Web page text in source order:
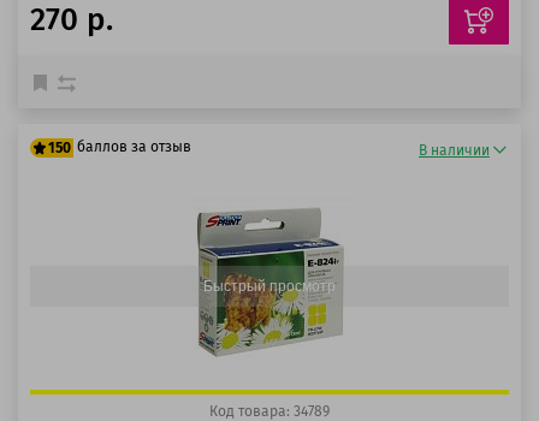
270 р.
150 баллов за отзыв В наличии
Быстрый просмотр
Код товара: 34789